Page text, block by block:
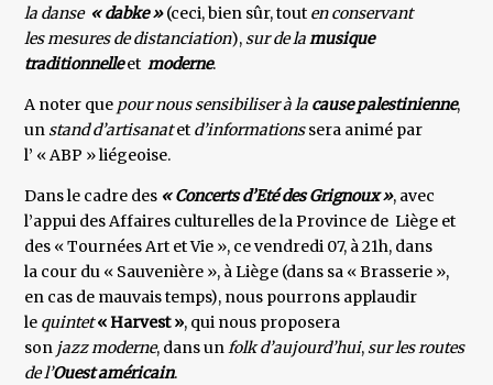
la danse « dabke »(ceci, bien sûr, tout en conservant
les mesures de distanciation),sur de lamusique
traditionnelleetmoderne.
A noter que pour nous sensibiliser à la cause palestinienne,
unstand d’artisanatet d’informationssera animé par
l’ « ABP » liégeoise.
Dans le cadre des « Concerts d’Eté des Grignoux », avec
l’appui des Affaires culturelles de la Province de Liège et
des « Tournées Art et Vie », ce vendredi 07, à 21h, dans
la cour du « Sauvenière », à Liège (dans sa « Brasserie »,
en cas de mauvais temps), nous pourrons applaudir
le quintet« Harvest », qui nous proposera
son jazz moderne, dans unfolk d’aujourd’hui,sur les routes
de l’Ouest américain.